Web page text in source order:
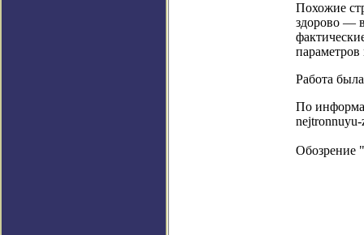
Похожие
здорово —
Работа
По
Обозрение "